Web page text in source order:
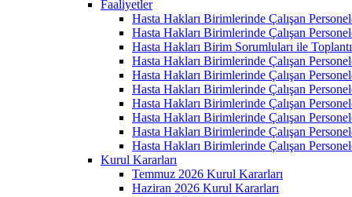
Faaliyetler
Hasta Hakları Birimlerinde Çalışan
Hasta Hakları Birimlerinde Çalışan
Hasta Hakları Birim Sorumluları ile
Hasta Hakları Birimlerinde Çalışan
Hasta Hakları Birimlerinde Çalışan
Hasta Hakları Birimlerinde Çalışan
Hasta Hakları Birimlerinde Çalışan
Hasta Hakları Birimlerinde Çalışan
Hasta Hakları Birimlerinde Çalışan
Hasta Hakları Birimlerinde Çalışan
Kurul Kararları
Temmuz 2026 Kurul Kararları
Haziran 2026 Kurul Kararları